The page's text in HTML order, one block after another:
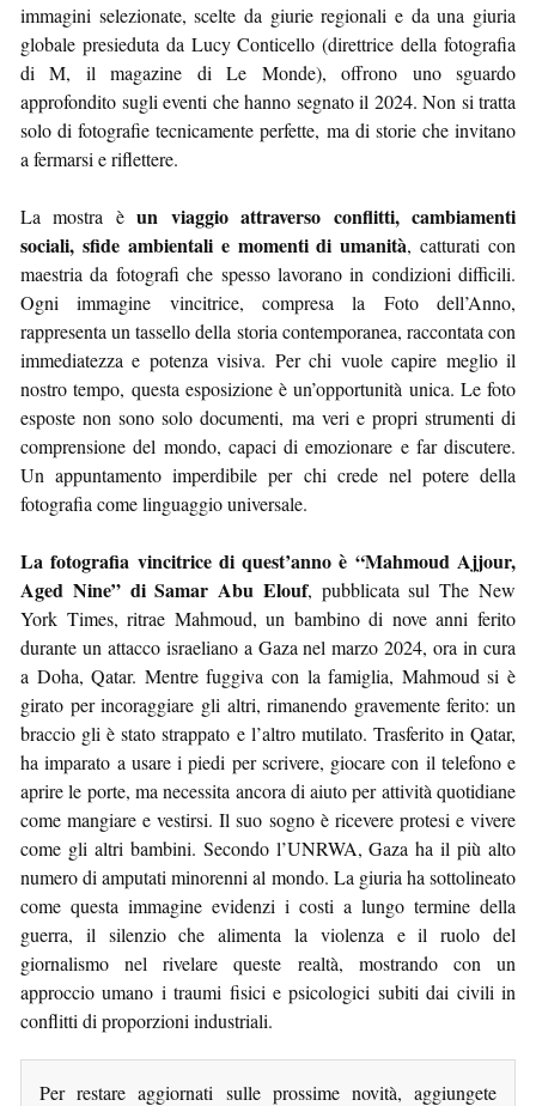
immagini selezionate, scelte da giurie regionali e da una giuria
globale presieduta da Lucy Conticello (direttrice della fotografia
di M, il magazine di Le Monde), offrono uno sguardo
approfondito sugli eventi che hanno segnato il 2024. Non si tratta
solo di fotografie tecnicamente perfette, ma di storie che invitano
a fermarsi e riflettere.
La mostra èun viaggio attraverso conflitti, cambiamenti
sociali, sfide ambientali e momenti di umanità, catturati con
maestria da fotografi che spesso lavorano in condizioni difficili.
Ogni immagine vincitrice, compresa la Foto dell’Anno,
rappresenta un tassello della storia contemporanea, raccontata con
immediatezza e potenza visiva. Per chi vuole capire meglio il
nostro tempo, questa esposizione è un’opportunità unica. Le foto
esposte non sono solo documenti, ma veri e propri strumenti di
comprensione del mondo, capaci di emozionare e far discutere.
Un appuntamento imperdibile per chi crede nel potere della
fotografia come linguaggio universale.
La fotografia vincitrice di quest’anno è “Mahmoud Ajjour,
Aged Nine” di Samar Abu Elouf, pubblicata sul The New
York Times, ritrae Mahmoud, un bambino di nove anni ferito
durante un attacco israeliano a Gaza nel marzo 2024, ora in cura
a Doha, Qatar. Mentre fuggiva con la famiglia, Mahmoud si è
girato per incoraggiare gli altri, rimanendo gravemente ferito: un
braccio gli è stato strappato e l’altro mutilato. Trasferito in Qatar,
ha imparato a usare i piedi per scrivere, giocare con il telefono e
aprire le porte, ma necessita ancora di aiuto per attività quotidiane
come mangiare e vestirsi. Il suo sogno è ricevere protesi e vivere
come gli altri bambini. Secondo l’UNRWA, Gaza ha il più alto
numero di amputati minorenni al mondo. La giuria ha sottolineato
come questa immagine evidenzi i costi a lungo termine della
guerra, il silenzio che alimenta la violenza e il ruolo del
giornalismo nel rivelare queste realtà, mostrando con un
approccio umano i traumi fisici e psicologici subiti dai civili in
conflitti di proporzioni industriali.
Per restare aggiornati sulle prossime novità, aggiungete